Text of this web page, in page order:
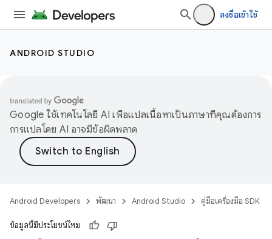
ลงชื่อเข้าใช้
ANDROID STUDIO
Google ใช้เทคโนโลยี AI เพื่อแปลเนื้อหาเป็นภาษาที่คุณต้องการ
การแปลโดย AI อาจมีข้อผิดพลาด
Android Developers พัฒนา Android Studio คู่มือเครื่องมือ SDK
ข้อมูลนี้มีประโยชน์ไหม